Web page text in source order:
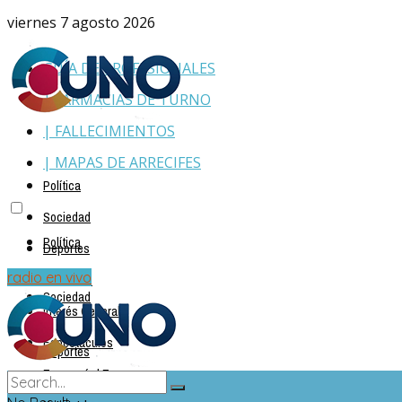
viernes 7 agosto 2026
GUÍA DE PROFESIONALES
| FARMACIAS DE TURNO
| FALLECIMIENTOS
| MAPAS DE ARRECIFES
Política
Sociedad
Deportes
Policiales
Interés General
Espectáculos
Economía | Empresas
Política
Sociedad
Deportes
radio en vivo